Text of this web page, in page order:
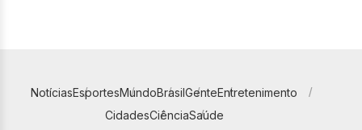
NotíciasEsportesMundoBrasilGenteEntretenimento
CidadesCiênciaSaúde